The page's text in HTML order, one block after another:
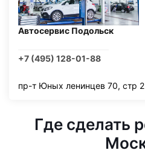
Автосервис Подольск
+7 (495) 128-01-88
пр-т Юных ленинцев 70, стр 2
Где сделать